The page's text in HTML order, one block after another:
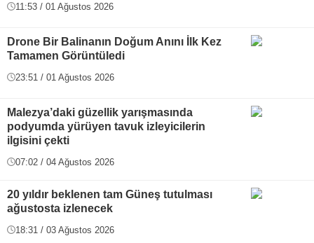
11:53 / 01 Ağustos 2026
Drone Bir Balinanın Doğum Anını İlk Kez
Tamamen Görüntüledi
23:51 / 01 Ağustos 2026
Malezya’daki güzellik yarışmasında
podyumda yürüyen tavuk izleyicilerin
ilgisini çekti
07:02 / 04 Ağustos 2026
20 yıldır beklenen tam Güneş tutulması
ağustosta izlenecek
18:31 / 03 Ağustos 2026